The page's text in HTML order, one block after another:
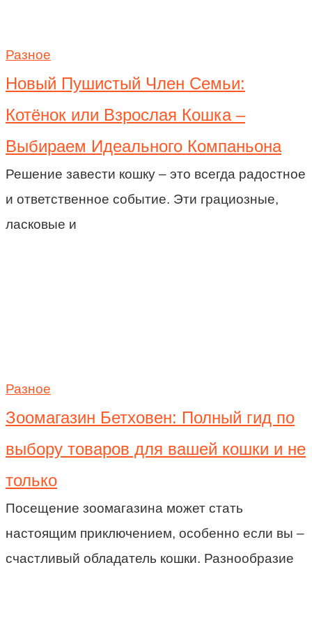
Разное
Новый Пушистый Член Семьи:
Котёнок или Взрослая Кошка –
Выбираем Идеального Компаньона
Решение завести кошку – это всегда радостное
и ответственное событие. Эти грациозные,
ласковые и
Разное
Зоомагазин Бетховен: Полный гид по
выбору товаров для вашей кошки и не
только
Посещение зоомагазина может стать
настоящим приключением, особенно если вы –
счастливый обладатель кошки. Разнообразие